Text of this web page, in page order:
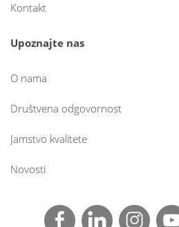
Kontakt
Upoznajte nas
O nama
Društvena odgovornost
Jamstvo kvalitete
Novosti